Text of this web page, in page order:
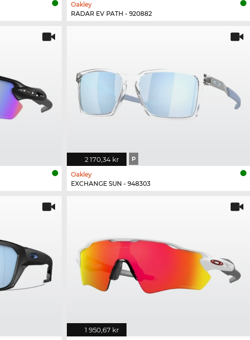
Oakley
RADAR EV PATH - 920882
2 170,34 kr P
Oakley
EXCHANGE SUN - 948303
1 950,67 kr